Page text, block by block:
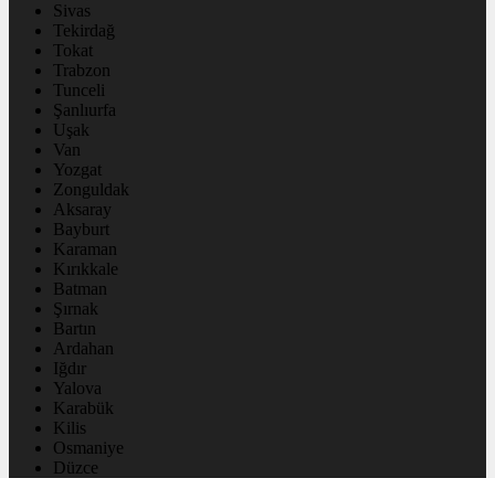
Sivas
Tekirdağ
Tokat
Trabzon
Tunceli
Şanlıurfa
Uşak
Van
Yozgat
Zonguldak
Aksaray
Bayburt
Karaman
Kırıkkale
Batman
Şırnak
Bartın
Ardahan
Iğdır
Yalova
Karabük
Kilis
Osmaniye
Düzce